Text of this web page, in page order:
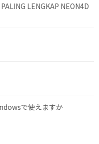
LENGKAP NEON4D
で使えますか